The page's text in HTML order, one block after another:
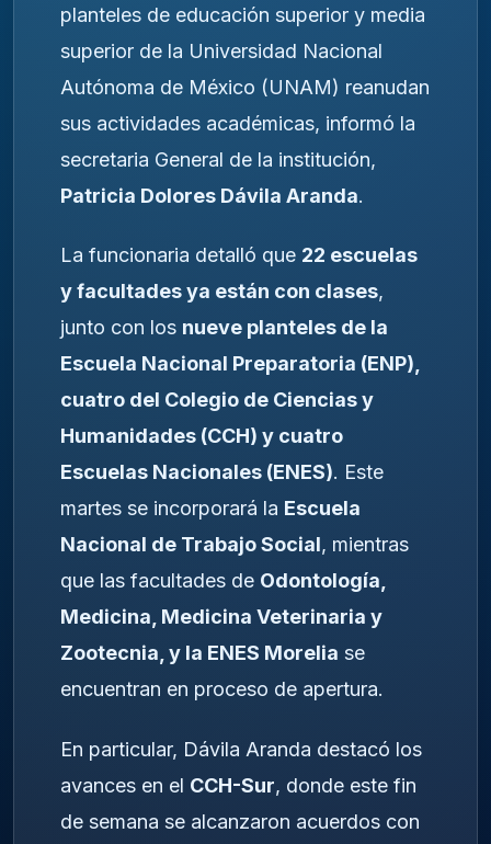
planteles de educación superior y media
superior de la Universidad Nacional
Autónoma de México (UNAM) reanudan
sus actividades académicas, informó la
secretaria General de la institución,
Patricia Dolores Dávila Aranda.
La funcionaria detalló que 22 escuelas
y facultades ya están con clases,
junto con los nueve planteles de la
Escuela Nacional Preparatoria (ENP),
cuatro del Colegio de Ciencias y
Humanidades (CCH) y cuatro
Escuelas Nacionales (ENES). Este
martes se incorporará la Escuela
Nacional de Trabajo Social, mientras
que las facultades de Odontología,
Medicina, Medicina Veterinaria y
Zootecnia, y la ENES Morelia se
encuentran en proceso de apertura.
En particular, Dávila Aranda destacó los
avances en el CCH-Sur, donde este fin
de semana se alcanzaron acuerdos con